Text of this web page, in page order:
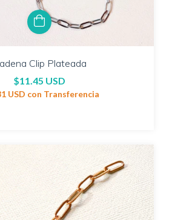
Clip Plateada
$11.45 USD
USD con Transferencia